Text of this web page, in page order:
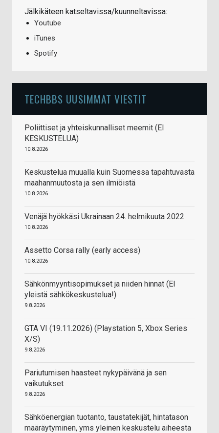
Jälkikäteen katseltavissa/kuunneltavissa:
Youtube
iTunes
Spotify
TECHBBS UUSIMMAT VIESTIT
Poliittiset ja yhteiskunnalliset meemit (EI
KESKUSTELUA)
10.8.2026
Keskustelua muualla kuin Suomessa tapahtuvasta
maahanmuutosta ja sen ilmiöistä
10.8.2026
Venäjä hyökkäsi Ukrainaan 24. helmikuuta 2022
10.8.2026
Assetto Corsa rally (early access)
10.8.2026
Sähkönmyyntisopimukset ja niiden hinnat (EI
yleistä sähkökeskustelua!)
9.8.2026
GTA VI (19.11.2026) (Playstation 5, Xbox Series
X/S)
9.8.2026
Pariutumisen haasteet nykypäivänä ja sen
vaikutukset
9.8.2026
Sähköenergian tuotanto, taustatekijät, hintatason
määräytyminen, yms yleinen keskustelu aiheesta